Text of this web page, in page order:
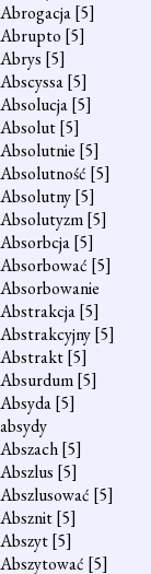
Abrogacja[5]
Abrupto [5]
Abrys [5]
Abscyssa[5]
Absolucja[5]
Absolut[5]
Absolutnie [5]
Absolutność [5]
Absolutny[5]
Absolutyzm[5]
Absorbcja[5]
Absorbować [5]
Absorbowanie
Abstrakcja[5]
Abstrakcyjny[5]
Abstrakt[5]
Absurdum[5]
Absyda[5]
absydy
Abszach[5]
Abszlus [5]
Abszlusować [5]
Absznit[5]
Abszyt[5]
Abszytować [5]